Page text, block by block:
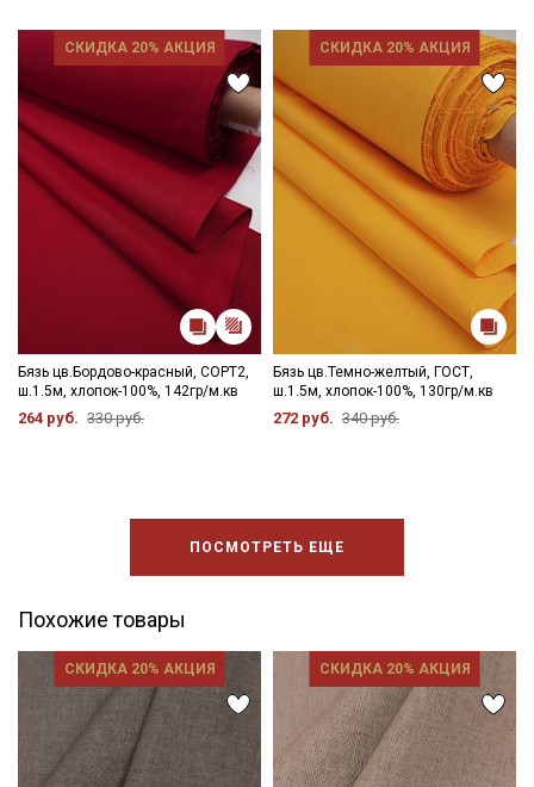
СКИДКА 20% АКЦИЯ
Бязь цв.Бордово-красный, СОРТ2,
ш.1.5м, хлопок-100%, 142гр/м.кв
264 руб. 330 руб.
СКИДКА 20% АКЦИЯ
Бязь цв.Темно-желтый, ГОСТ,
ш.1.5м, хлопок-100%, 130гр/м.кв
272 руб. 340 руб.
ПОСМОТРЕТЬ ЕЩЕ
Похожие товары
СКИДКА 20% АКЦИЯ СКИДКА 20% АКЦИЯ
Подписаться
Ознакомлен(а) с
Политикой обработки персональных
и даю Согласие на обработку персональных
Согласие на получение рекламных и
информационных рассылок